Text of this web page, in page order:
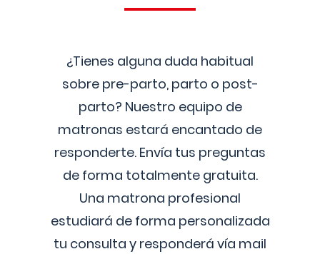
¿Tienes alguna duda habitual
sobre pre-parto, parto o post-
parto? Nuestro equipo de
matronas estará encantado de
responderte. Envía tus preguntas
de forma totalmente gratuita.
Una matrona profesional
estudiará de forma personalizada
tu consulta y responderá vía mail